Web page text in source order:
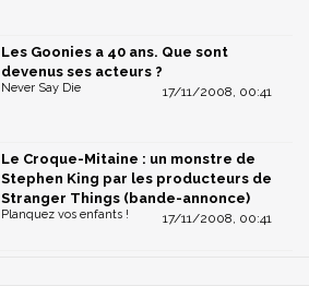
Les Goonies a 40 ans. Que sont
devenus ses acteurs ?
17/11/2008, 00:41
Never Say Die
Le Croque-Mitaine : un monstre de
Stephen King par les producteurs de
Stranger Things (bande-annonce)
17/11/2008, 00:41
Planquez vos enfants !